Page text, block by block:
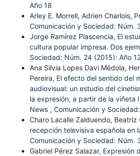
Año 18
Arley E. Morrell, Adrien Charlois,
Comunicación y Sociedad: Núm.
Jorge Ramírez Plascencia, El
cultura popular impresa. Dos
Sociedad: Núm. 24 (2015): Año
Ana Silvia Lopes Davi Médola,
Pereira, El efecto del sentido del
audiovisual: un estudio del
la expresión, a partir de la viñeta
News , Comunicación y
Charo Lacalle Zalduendo, Beatriz
recepción televisiva española en
Comunicación y Sociedad: Núm.
Gabriel Pérez Salazar, Expresión